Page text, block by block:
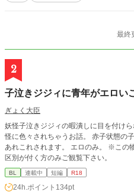
最終
2
子泣きジジィに青年がエロい
ぎょく大臣
妖怪子泣きジジィの暇潰しに目を付け
怪に色々されちゃうお話。 赤子状態の
あれこれされます。 エロのみ。 ※この
区別が付く方のみご観覧下さい。
BL 連載中 短編 R18
24h.ポイント 134pt